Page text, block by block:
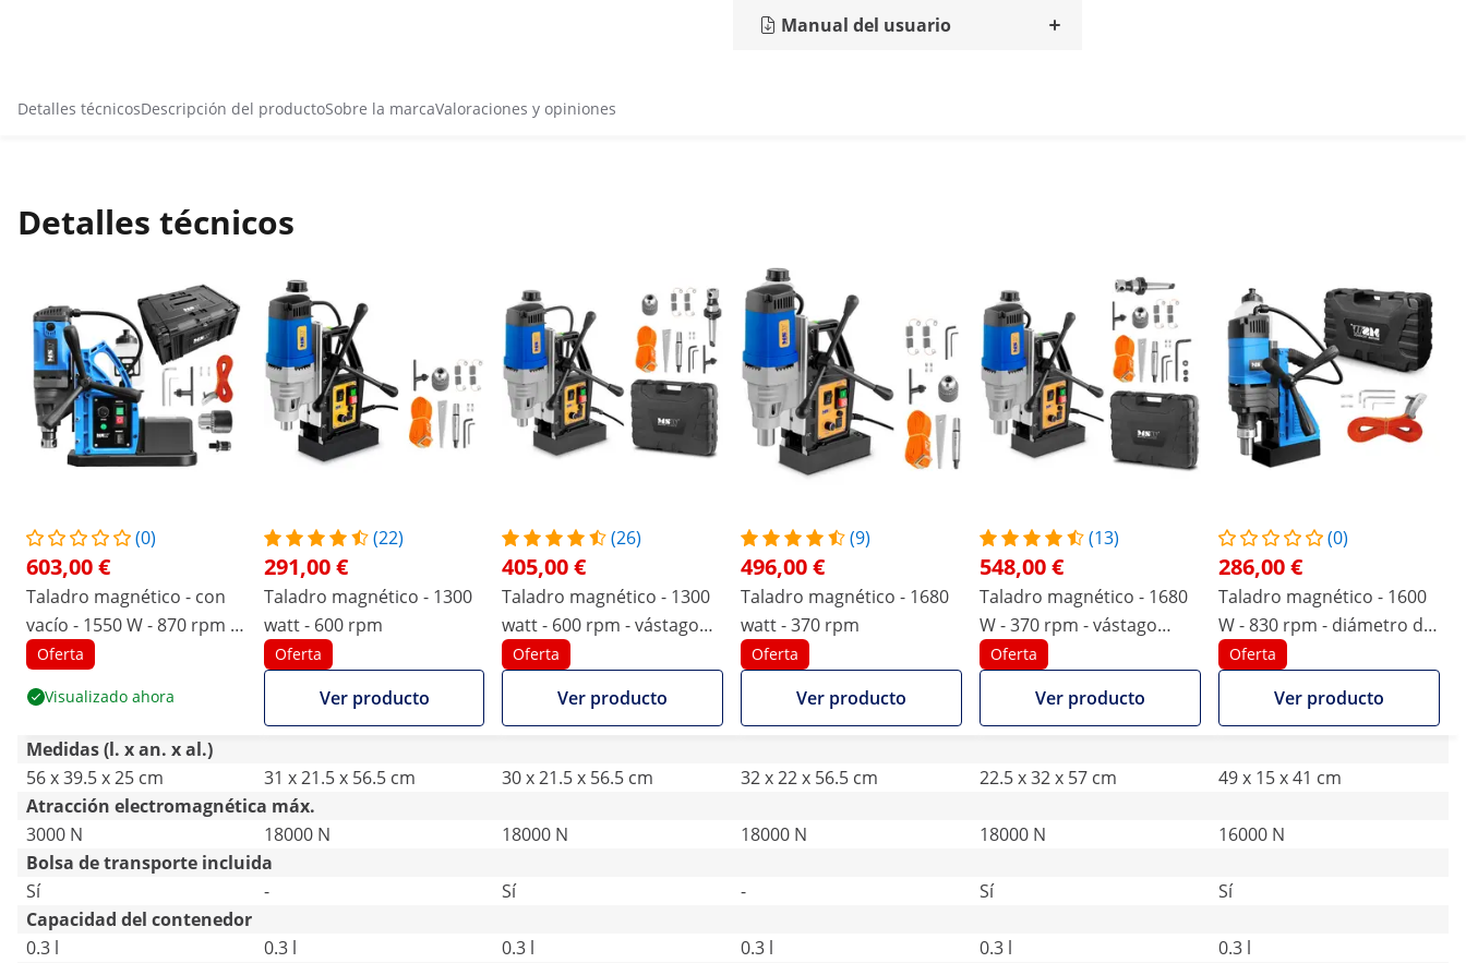
Manual del usuario
Detalles técnicosDescripción del productoSobre la marcaValoraciones y opiniones
Detalles técnicos
(0)
603,00 €
Taladro magnético - con
vacío - 1550 W - 870 rpm -
diámetro de perforación
Oferta
Visualizado ahora
(22)
291,00 €
Taladro magnético - 1300
watt - 600 rpm
Oferta
Ver producto
(26)
405,00 €
Taladro magnético - 1300
watt - 600 rpm - vástago
Weldon - 19 mm
Oferta
Ver producto
(9)
496,00 €
Taladro magnético - 1680
watt - 370 rpm
Oferta
Ver producto
(13)
548,00 €
Taladro magnético - 1680
W - 370 rpm - vástago
Weldon 19 mm
Oferta
Ver producto
(0)
286,00 €
Taladro magnético - 1600
W - 830 rpm - diámetro de
perforación máx. 13/35
milímetros
Oferta
Ver producto
Medidas (l. x an. x al.)
56 x 39.5 x 25 cm
31 x 21.5 x 56.5 cm 30 x 21.5 x 56.5 cm 32 x 22 x 56.5 cm 22.5 x 32 x 57 cm
49 x 15 x 41 cm
Atracción electromagnética máx.
3000 N
18000 N 18000 N 18000 N 18000 N
16000 N
Bolsa de transporte incluida
Sí
- Sí - Sí
Sí
Capacidad del contenedor
0.3 l
0.3 l 0.3 l 0.3 l 0.3 l
0.3 l